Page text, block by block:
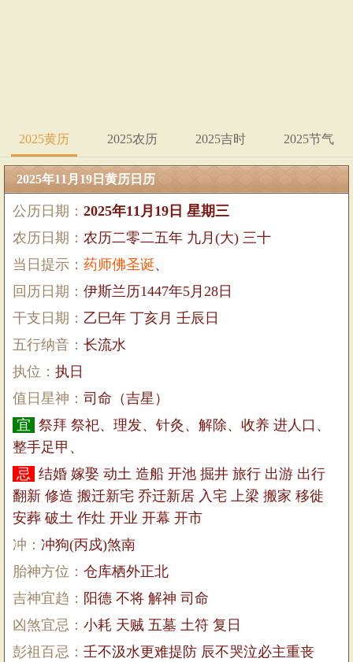
2025黄历 2025农历 2025吉时 2025节气
2025年11月19日黄历日历
公历日期： 2025年11月19日 星期三
农历日期： 农历二零二五年 九月(大) 三十
当日提示： 药师佛圣诞、
回历日期： 伊斯兰历1447年5月28日
干支日期： 乙巳年 丁亥月 壬辰日
五行纳音： 长流水
执位： 执日
值日星神： 司命（吉星）
宜 祭拜 祭祀、理发、针灸、解除、收养 进人口、
整手足甲、
忌 结婚 嫁娶 动土 造船 开池 掘井 旅行 出游 出行
翻新 修造 搬迁新宅 乔迁新居 入宅 上梁 搬家 移徙
安葬 破土 作灶 开业 开幕 开市
冲： 冲狗(丙戍)煞南
胎神方位： 仓库栖外正北
吉神宜趋： 阳德 不将 解神 司命
凶煞宜忌： 小耗 天贼 五墓 土符 复日
彭祖百忌： 壬不汲水更难提防 辰不哭泣必主重丧